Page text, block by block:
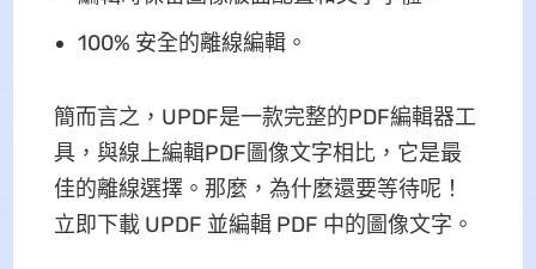
100% 安全的離線編輯。
簡而言之，UPDF是一款完整的PDF編輯器工
具，與線上編輯PDF圖像文字相比，它是最
佳的離線選擇。那麼，為什麼還要等待呢！
立即下載 UPDF 並編輯 PDF 中的圖像文字。